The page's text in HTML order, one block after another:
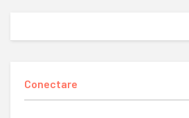
Conectare